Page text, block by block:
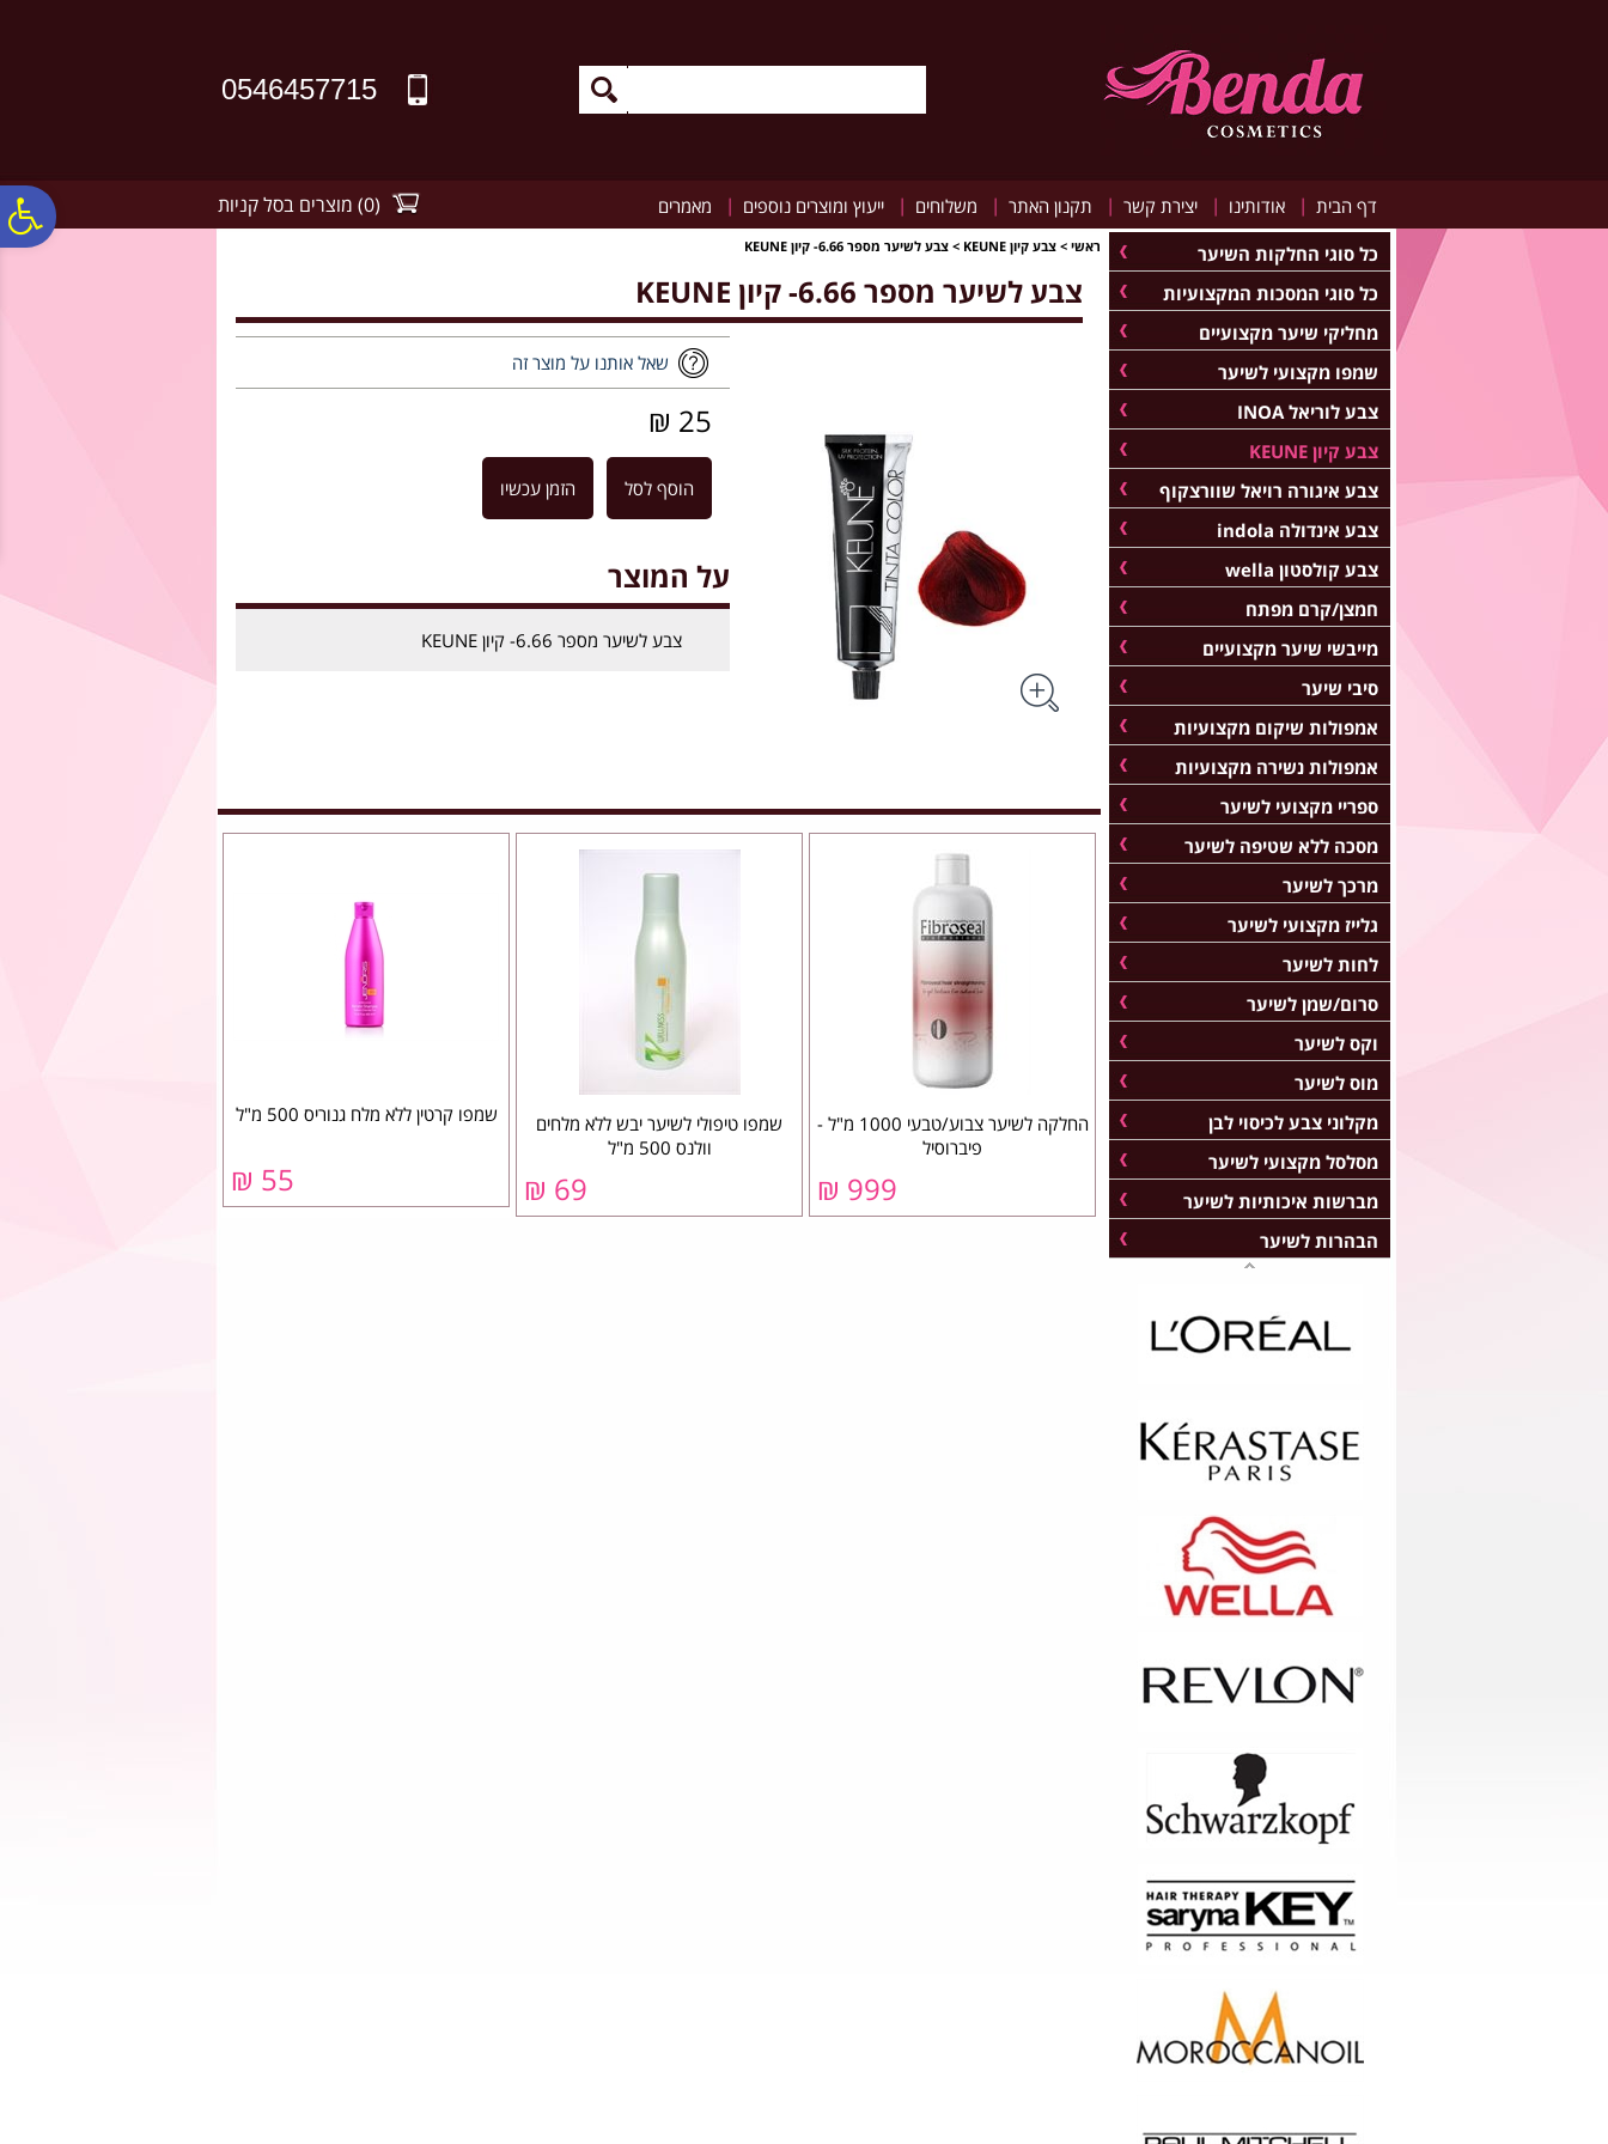
0546457715
דף הבית | אודותינו | יצירת קשר | תקנון האתר | משלוחים | ייעוץ ומוצרים נוספים | מאמרים (
0
) מוצרים בסל קניות
ראשי > צבע קיון KEUNE > צבע לשיער מספר 6.66- קיון KEUNE
צבע לשיער מספר 6.66- קיון KEUNE
שאל אותנו על מוצר זה
25 ₪
הוסף לסל הזמן עכשיו
על המוצר
צבע לשיער מספר 6.66- קיון KEUNE
החלקה לשיער צבוע/טבעי 1000 מ"ל -
פיברוסיל
999 ₪
שמפו טיפולי לשיער יבש ללא מלחים
וולנס 500 מ"ל
69 ₪
שמפו קרטין ללא מלח גנוריס 500 מ"ל
55 ₪
כל סוגי החלקות השיער
כל סוגי המסכות המקצועיות
מחליקי שיער מקצועיים
שמפו מקצועי לשיער
צבע לוריאל INOA
צבע קיון KEUNE
צבע איגורה רויאל שוורצקוף
צבע אינדולה indola
צבע קולסטון wella
חמצן/קרם מפתח
מייבשי שיער מקצועיים
סיבי שיער
אמפולות שיקום מקצועיות
אמפולות נשירה מקצועיות
ספריי מקצועי לשיער
מסכה ללא שטיפה לשיער
מרכך לשיער
גלייז מקצועי לשיער
לחות לשיער
סרום/שמן לשיער
וקס לשיער
מוס לשיער
מקלוני צבע לכיסוי לבן
מסלסל מקצועי לשיער
מברשות איכותיות לשיער
הבהרות לשיער